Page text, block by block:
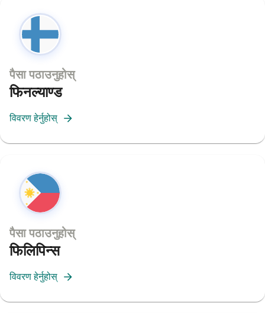
पैसा पठाउनुहोस्
फिनल्याण्ड
विवरण हेर्नुहोस्
पैसा पठाउनुहोस्
फिलिपिन्स
विवरण हेर्नुहोस्